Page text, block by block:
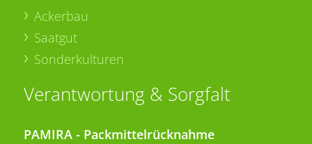
Ackerbau
Saatgut
Sonderkulturen
Verantwortung & Sorgfalt
PAMIRA - Packmittelrücknahme